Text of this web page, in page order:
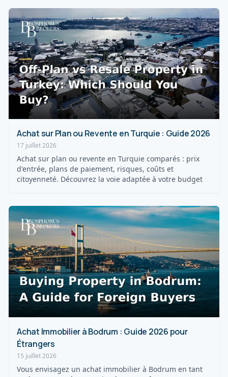
Achat sur Plan ou Revente en Turquie : Guide 2026
17 juillet 2026
Achat sur plan ou revente en Turquie comparés : prix
d'entrée, plans de paiement, risques, coûts et
citoyenneté. Découvrez la voie adaptée à votre budget
Achat Immobilier à Bodrum : Guide 2026 pour
Étrangers
15 juillet 2026
Vous envisagez un achat immobilier à Bodrum en tant